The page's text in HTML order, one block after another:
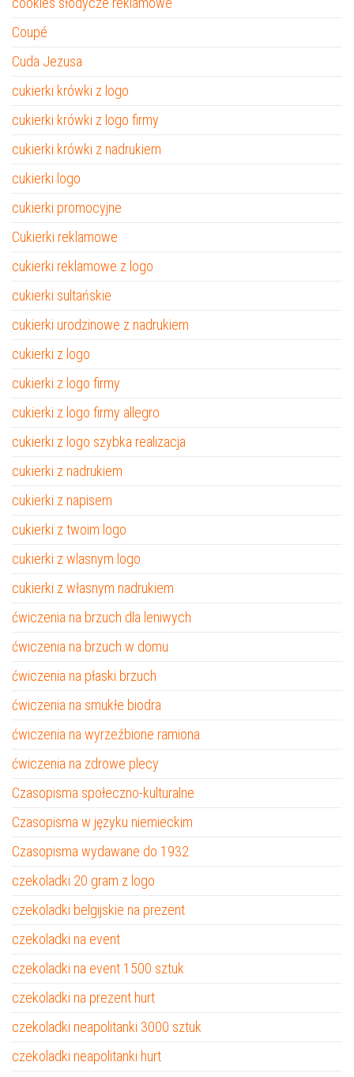
Coupé
Cuda Jezusa
cukierki krówki z logo
cukierki krówki z logo firmy
cukierki krówki z nadrukiem
cukierki logo
cukierki promocyjne
Cukierki reklamowe
cukierki reklamowe z logo
cukierki sultańskie
cukierki urodzinowe z nadrukiem
cukierki z logo
cukierki z logo firmy
cukierki z logo firmy allegro
cukierki z logo szybka realizacja
cukierki z nadrukiem
cukierki z napisem
cukierki z twoim logo
cukierki z wlasnym logo
cukierki z własnym nadrukiem
ćwiczenia na brzuch dla leniwych
ćwiczenia na brzuch w domu
ćwiczenia na płaski brzuch
ćwiczenia na smukłe biodra
ćwiczenia na wyrzeźbione ramiona
ćwiczenia na zdrowe plecy
Czasopisma społeczno-kulturalne
Czasopisma w języku niemieckim
Czasopisma wydawane do 1932
czekoladki 20 gram z logo
czekoladki belgijskie na prezent
czekoladki na event
czekoladki na event 1500 sztuk
czekoladki na prezent hurt
czekoladki neapolitanki 3000 sztuk
czekoladki neapolitanki hurt